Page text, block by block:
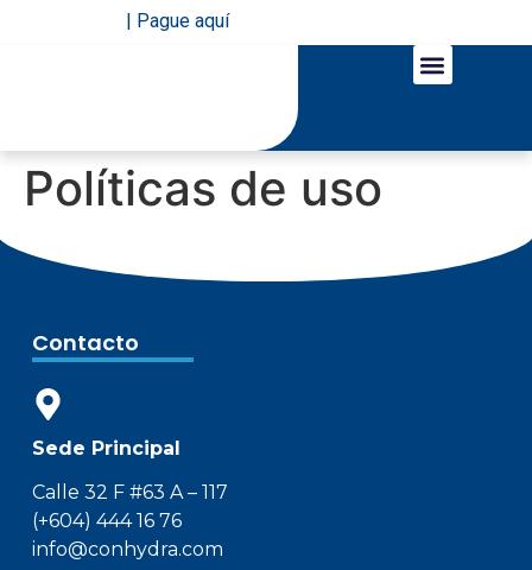
| Pague aquí
Políticas de uso
Contacto
Sede Principal
Calle 32 F #63 A – 117
(+604) 444 16 76
info@conhydra.com